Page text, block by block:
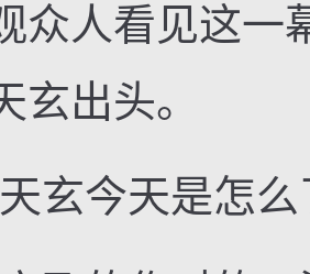
人看见这一
玄出头。
今天是怎么